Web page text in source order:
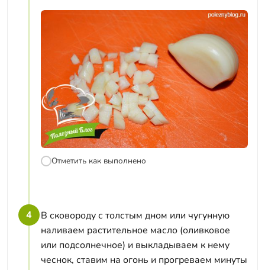
Отметить как выполнено
4
В сковороду с толстым дном или чугунную
наливаем растительное масло (оливковое
или подсолнечное) и выкладываем к нему
чеснок, ставим на огонь и прогреваем минуты